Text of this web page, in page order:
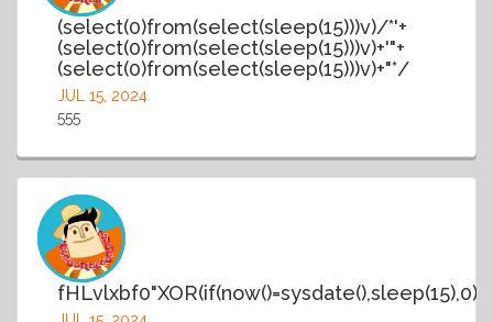
(select(0)from(select(sleep(15)))v)/*'+
(select(0)from(select(sleep(15)))v)+'"+
(select(0)from(select(sleep(15)))v)+"*/
JUL 15, 2024
555